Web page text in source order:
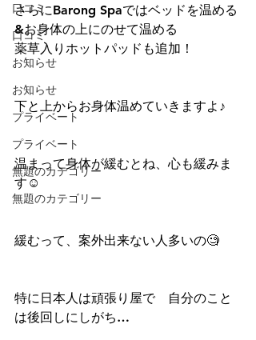
口コミ
口コミ
お知らせ
お知らせ
プライベート
プライベート
無題のカテゴリー
無題のカテゴリー
さらにBarong Spaではベッドを温める
&お身体の上にのせて温める
薬草入りホットパッドも追加！
下と上からお身体温めていきますよ♪
温まって身体が緩むとね、心も緩みま
す☺️
緩むって、案外出来ない人多いの🧐
特に日本人は頑張り屋で　自分のこと
は後回しにしがち…